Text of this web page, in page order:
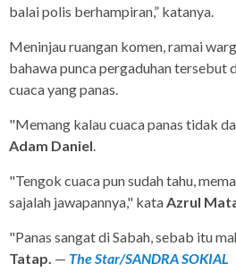
balai polis berhampiran,” katanya.
Meninjau ruangan komen, ramai
bahawa punca pergaduhan tersebut
cuaca yang panas.
"Memang kalau cuaca panas tidak
Adam Daniel
"Tengok cuaca pun sudah tahu,
sajalah jawapannya," kata Azrul
"Panas sangat di Sabah, sebab itu
Tatap. — The Star/SANDRA SOKIAL